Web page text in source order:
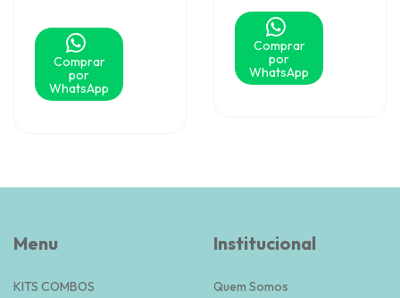
Comprar
por
WhatsApp
Comprar
por
WhatsApp
Menu
KITS COMBOS
Institucional
Quem Somos